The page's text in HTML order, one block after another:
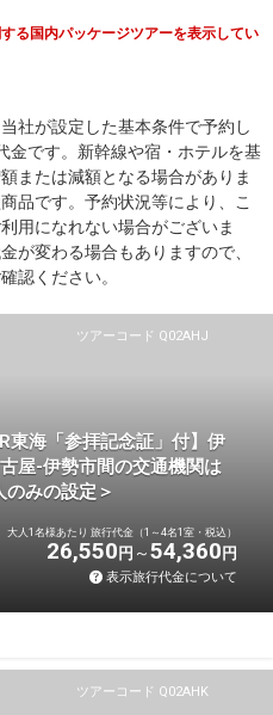
る国内パッケージツアーを表示してい
社が設定した基本条件で予約し
金です。新幹線や宿・ホテルを基
または減額となる場合がありま
品です。予約状況等により、こ
用になれない場合がございま
が変わる場合もありますので、
認ください。
ツアーコード Q02AHJ
東海「参拝記念証」付】伊
-伊勢市間の交通機関は
みの設定＞
大人1名様あたり 旅行代金（1～4名1室・税込）
26,550 円 54,360 円
表示旅行代金について
ツアーコード Q02AHK